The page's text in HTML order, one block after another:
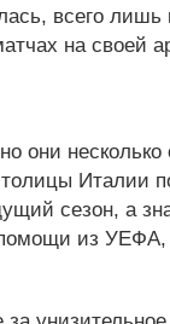
всего лишь
на своей
они
Италии
сезон, а
из УЕФА,